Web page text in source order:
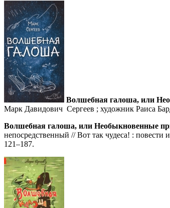
Волшебная галоша, или
Марк Давидович Сергеев ; художник Раиса
Волшебная галоша, или Необыкновенные
непосредственный // Вот так чудеса! :
121–187.